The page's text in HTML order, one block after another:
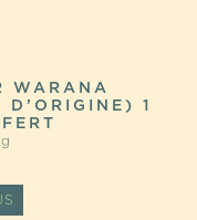
WARANA
1